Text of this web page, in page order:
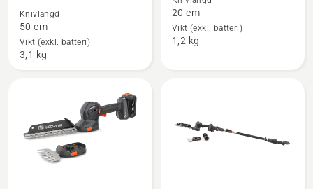
om
Aspire™
H50
laddare,
produktbetyg
Knivlängd
50 cm
Vikt (exkl. batteri)
3,1 kg
om
Aspire™
S20,
20 cm
Vikt (exkl. batteri)
1,2 kg